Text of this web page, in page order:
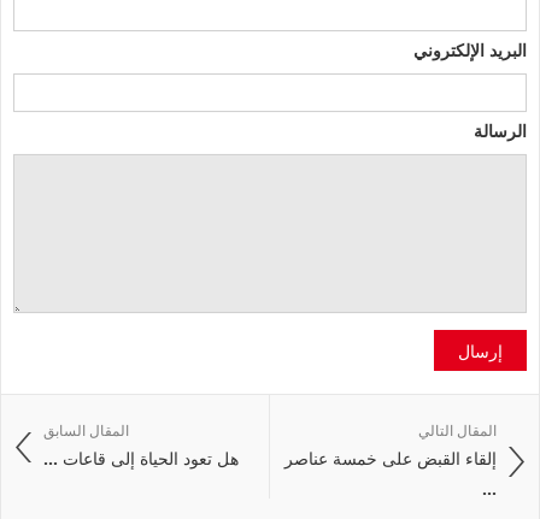
البريد الإلكتروني
الرسالة
إرسال
المقال السابق
هل تعود الحياة إلى قاعات ...
المقال التالي
إلقاء القبض على خمسة عناصر
...